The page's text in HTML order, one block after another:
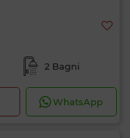
2 Bagni
WhatsApp